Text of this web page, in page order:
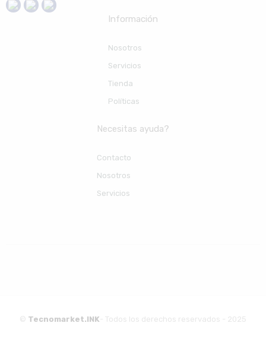
Información
Nosotros
Servicios
Tienda
Políticas
Necesitas ayuda?
Contacto
Nosotros
Servicios
© Tecnomarket.INK - Todos los derechos reservados - 2025